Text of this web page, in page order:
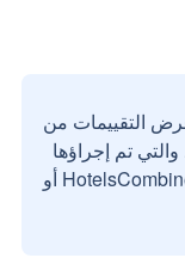
التقييمات من
تم إجراؤها
بواسطة مستخدمين حقيقيين مع HotelsCombined أو